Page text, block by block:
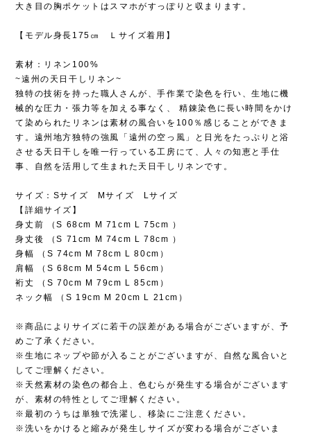
大き目の胸ポケットはスマホがすっぽりと収まります。
【モデル身長175㎝ Ｌサイズ着用】
素材：リネン100%
~遠州の天日干しリネン~
独特の技術を持った職人さんが、手作業で染色を行い、生地に機
械的な圧力・張力等を加える事なく、 精錬染色に長い時間をかけ
て染められたリネンは素材の風合いを100％感じることができま
す。遠州地方独特の強風「遠州の空っ風」と日光をたっぷりと浴
させる天日干しを唯一行っている工房にて、人々の知恵と手仕
事、自然を活用して生まれた天日干しリネンです。
サイズ：Sサイズ Mサイズ Lサイズ
【詳細サイズ】
身丈前 （S 68cm M 71cm L 75cm ）
身丈後 （S 71cm M 74cm L 78cm ）
身幅 （S 74cm M 78cm L 80cm）
肩幅 （S 68cm M 54cm L 56cm）
裄丈 （S 70cm M 79cm L 85cm）
ネック幅 （S 19cm M 20cm L 21cm）
※商品によりサイズに若干の誤差がある場合がございますが、予
めご了承ください。
※生地にネップや節が入ることがございますが、自然な風合いと
してご理解ください。
※天然素材の染色の都合上、色むらが発生する場合がございます
が、素材の特性としてご理解ください。
※最初のうちは単独で洗濯し、移染にご注意ください。
※洗いをかけると縮みが発生しサイズが変わる場合がございま